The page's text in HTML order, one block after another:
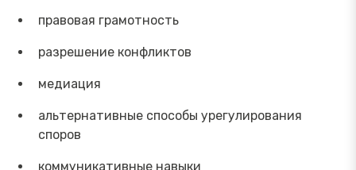
правовая грамотность
разрешение конфликтов
медиация
альтернативные способы урегулирования
споров
коммуникативные навыки